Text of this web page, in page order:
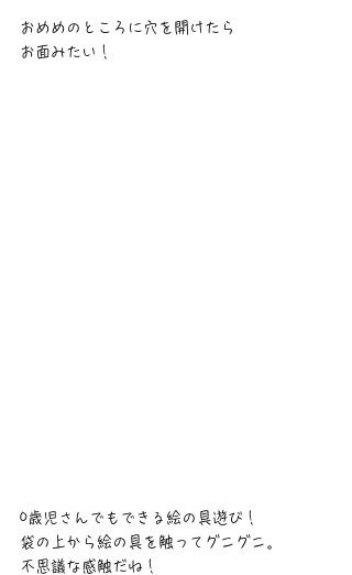
おめめのところに穴を開けたら
お面みたい！
0歳児さんでもできる絵の具遊び！
袋の上から絵の具を触ってグニグニ。
不思議な感触だね！